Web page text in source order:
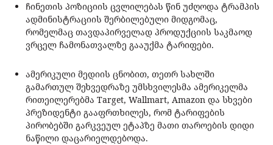
ჩინეთის პოზიციის ცვლილებას წინ უძღოდა ტრამპის
ადმინისტრაციის შერბილებული მიდგომაც,
რომელმაც თავდაპირველად პროდუქციის საკმაოდ
ვრცელ ჩამონათვალზე გააუქმა ტარიფები.
ამერიკული მედიის ცნობით, თეთრ სახლში
გამართულ შეხვედრაზე უმსხვილესმა ამერიკელმა
რითეილერებმა Target, Wallmart, Amazon და სხვები
პრეზიდენტი გააფრთხილეს, რომ ტარიფების
პირობებში გარკვეულ ეტაპზე მათი თაროების დიდი
ნაწილი დაცარიელდებოდა.